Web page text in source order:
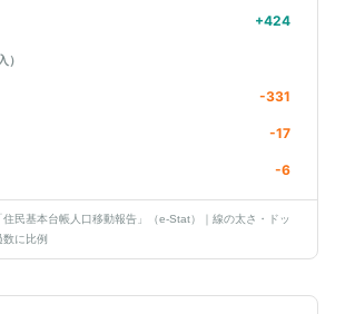
+424
）
-331
-17
-6
民基本台帳人口移動報告」（e-Stat）｜線の太さ・ドッ
数に比例